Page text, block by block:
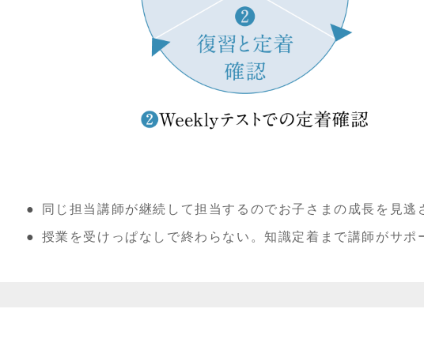
同じ担当講師が継続して担当するのでお子さまの成長を見逃
授業を受けっぱなしで終わらない。知識定着まで講師がサポ